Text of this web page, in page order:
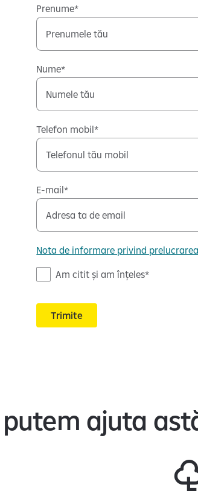
Prenume
Nume
Telefon mobil
E-mail
Nota de informare privind
t
r
m
Am citit și am înțeles
Trimite
putem ajuta